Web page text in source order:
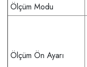
Ölçüm Modu
Ölçüm Ön Ayarı